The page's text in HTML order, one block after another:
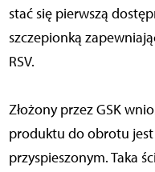
stać się pierwszą
szczepionką
RSV.
Złożony przez GSK
produktu do obrotu
przyspieszonym. Taka